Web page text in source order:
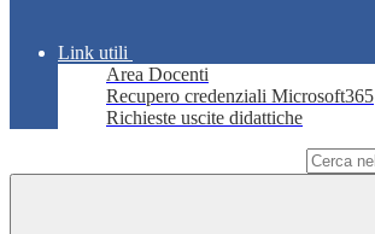
Link utili
Area Docenti
Recupero credenziali Microsoft365
Richieste uscite didattiche